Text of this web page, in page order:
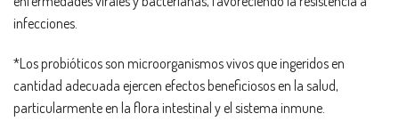
infecciones.
*Los probióticos son microorganismos vivos que ingeridos en
cantidad adecuada ejercen efectos beneficiosos en la salud,
particularmente en la flora intestinal y el sistema inmune.